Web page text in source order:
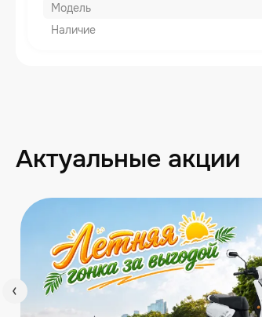
Модель
Наличие
Актуальные акции